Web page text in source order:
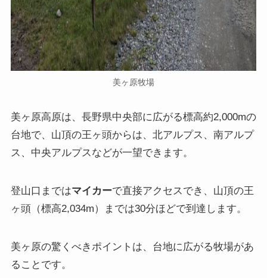
美ヶ原牧場
美ヶ原高原は、長野県中央部に広がる標高約2,000mの
台地で、山頂の王ヶ頭からは、北アルプス、南アルプ
ス、中央アルプスなどが一望できます。
登山口まではマイカーで直接アクセスでき、山頂の王
ヶ頭（標高2,034m）までは30分ほどで到達します。
美ヶ原の驚くべきポイントは、台地に広がる牧場があ
ることです。